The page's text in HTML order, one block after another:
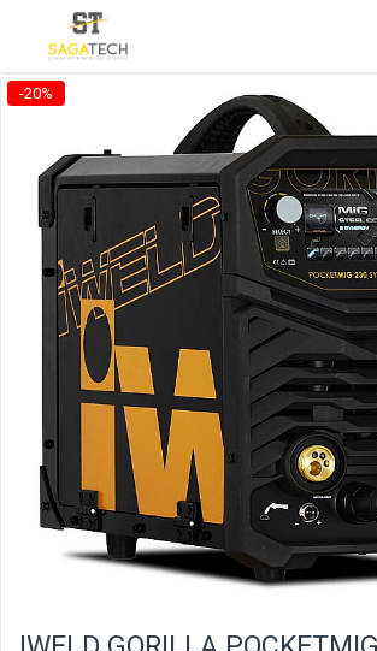
Toate Produsele
Sudura MMA
Sudura MIG-MAG
Aparate MIG-MAG
Accesorii / Consumabile MIG-MAG
Pistol MIG-MAG
Sudura TIG / WIG
Accesorii / Consumabile TIG / WIG
Aparate TIG AC/DC
Aparate TIG DC
Pistol TIG / WIG
Unitate de racire MIG / TIG
Aparate pentru tinichigerie
Accesorii sudura
Magneti pentru sudura
-20%